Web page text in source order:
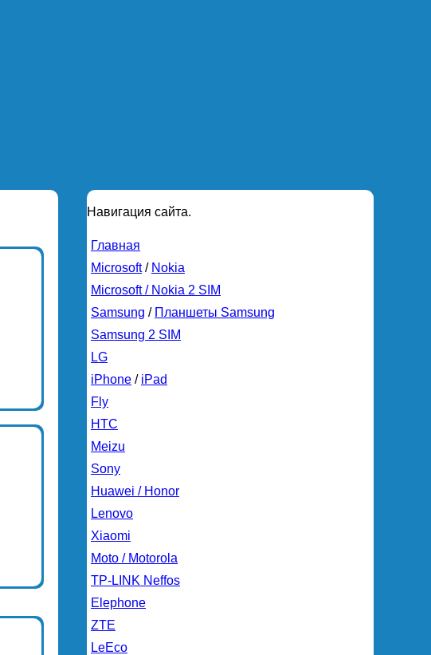
Навигация сайта.
Главная
Microsoft/ Nokia
Microsoft / Nokia 2 SIM
Samsung / Планшеты Samsung
Samsung 2 SIM
LG
iPhone / iPad
Fly
HTC
Meizu
Sony
Huawei / Honor
Lenovo
Xiaomi
Moto / Motorola
TP-LINK Neffos
Elephone
ZTE
LeEco